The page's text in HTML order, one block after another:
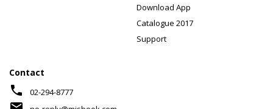
Download App
Catalogue 2017
Support
Contact
phone 02-294-8777